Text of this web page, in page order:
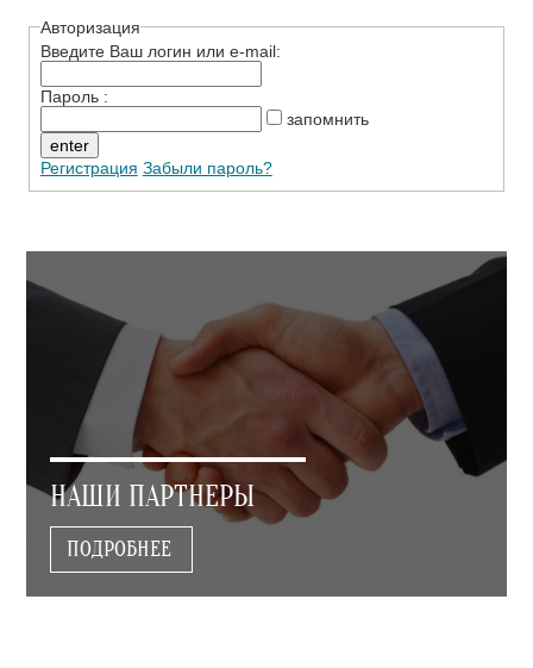
Авторизация
Введите Ваш логин или e-mail:
Пароль :
запомнить
Регистрация Забыли пароль?
НАШИ ПАРТНЕРЫ
ПОДРОБНЕЕ